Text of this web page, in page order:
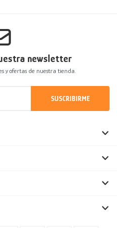
newsletter
y ofertas de nuestra tienda.
SUSCRIBIRME